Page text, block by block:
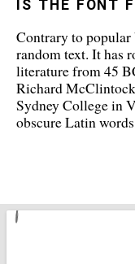
IS THE FONT
Contrary to
random text. It has
literature from 45
Richard
Sydney College in
obscure Latin